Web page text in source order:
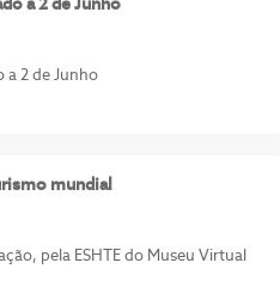
a 2 de Junho
mundial
pela ESHTE do Museu Virtual